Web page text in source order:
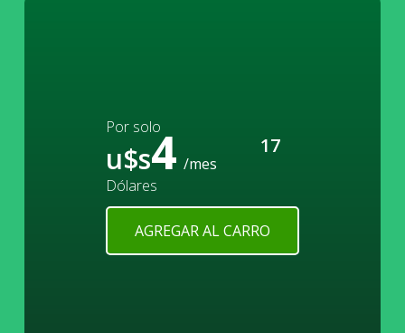
Por solo
u$s4 17
/mes
Dólares
AGREGAR AL CARRO